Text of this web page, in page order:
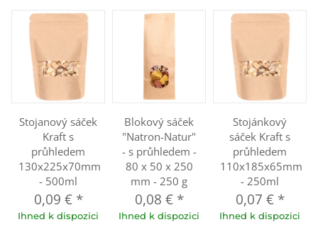
Stojanový sáček
Kraft s
průhledem
130x225x70mm
- 500ml
0,09 € *
Ihned k dispozici
Blokový sáček
"Natron-Natur"
- s průhledem -
80 x 50 x 250
mm - 250 g
0,08 € *
Ihned k dispozici
Stojánkový
sáček Kraft s
průhledem
110x185x65mm
- 250ml
0,07 € *
Ihned k dispozici